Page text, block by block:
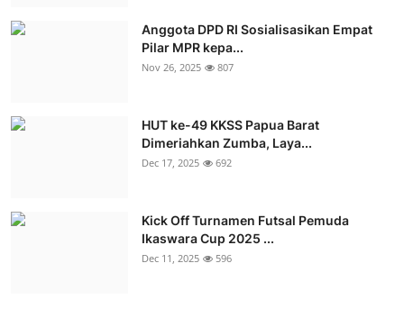
Anggota DPD RI Sosialisasikan Empat
Pilar MPR kepa...
Nov 26, 2025 807
HUT ke-49 KKSS Papua Barat
Dimeriahkan Zumba, Laya...
Dec 17, 2025 692
Kick Off Turnamen Futsal Pemuda
Ikaswara Cup 2025 ...
Dec 11, 2025 596